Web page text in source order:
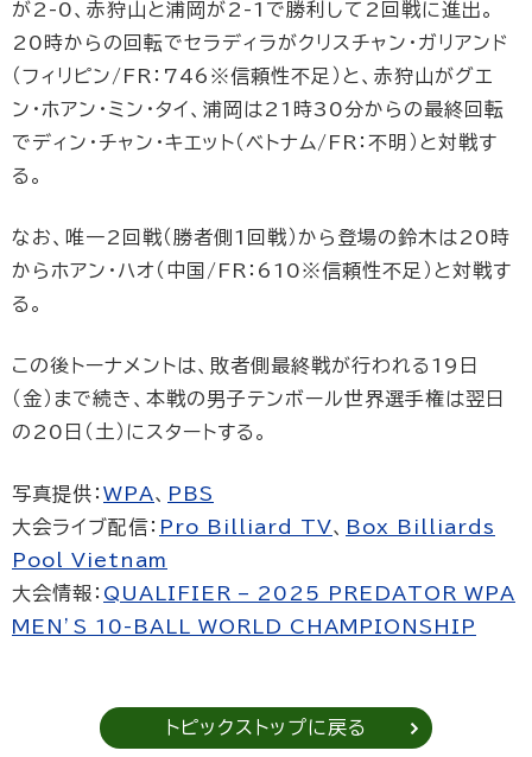
が2-0、赤狩山と浦岡が2-1で勝利して2回戦に進出。
20時からの回転でセラディラがクリスチャン・ガリアンド
（フィリピン/FR：746※信頼性不足）と、赤狩山がグエ
ン・ホアン・ミン・タイ、浦岡は21時30分からの最終回転
でディン・チャン・キエット（ベトナム/FR：不明）と対戦す
る。
なお、唯一2回戦（勝者側1回戦）から登場の鈴木は20時
からホアン・ハオ（中国/FR：610※信頼性不足）と対戦す
る。
この後トーナメントは、敗者側最終戦が行われる19日
（金）まで続き、本戦の男子テンボール世界選手権は翌日
の20日（土）にスタートする。
写真提供： WPA、
PBS
大会ライブ配信： Pro Billiard TV、
Box Billiards
Pool Vietnam
大会情報： QUALIFIER – 2025 PREDATOR WPA
MEN’S 10-BALL WORLD CHAMPIONSHIP
トピックストップに戻る